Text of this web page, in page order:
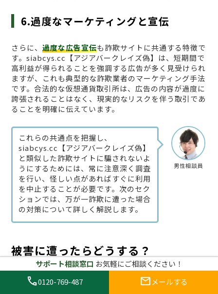
6.過度なマーケティングと宣伝
さらに、 過度な広告宣伝も詐欺サイトに共通する特徴で
す。siabcys.cc【アジアバークレイズ偽】は、短期間で
高利益が得られることを強調する広告が多く見受けられ
ますが、これも典型的な詐欺業者のマーケティング手法
です。合法的な仮想通貨取引所は、広告の内容が過度に
誇張されることはなく、現実的なリスクを伴う取引であ
ることを明確に伝えています。
男性相談員
これらの共通点を把握し、
siabcys.cc【アジアバークレイズ偽】
と類似した詐欺サイトに騙されないよ
うにするためには、常に注意深く調査
を行い、怪しい点があればすぐに利用
を中止することが必要です。次のセク
ションでは、万が一詐欺に遭った場合
の対策について詳しく解説します。
被害に遭ったらどうする？
siabcys.cc【アジアバークレイズ
偽】での損失を最小限に抑える方法
サポート相談窓口 お気軽にご相談ください！
call0120-769-487 mail メールする